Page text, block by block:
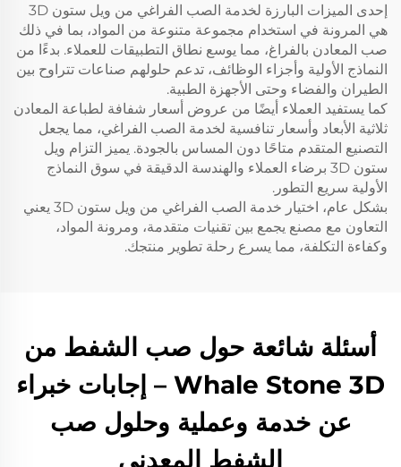
إحدى الميزات البارزة لخدمة الصب الفراغي من ويل ستون 3D
هي المرونة في استخدام مجموعة متنوعة من المواد، بما في ذلك
صب المعادن بالفراغ، مما يوسع نطاق التطبيقات للعملاء. بدءًا من
النماذج الأولية وأجزاء الوظائف، تدعم حلولهم صناعات تتراوح بين
الطيران والفضاء وحتى الأجهزة الطبية.
كما يستفيد العملاء أيضًا من عروض أسعار شفافة لطباعة المعادن
ثلاثية الأبعاد وأسعار تنافسية لخدمة الصب الفراغي، مما يجعل
التصنيع المتقدم متاحًا دون المساس بالجودة. يميز التزام ويل
ستون 3D برضاء العملاء والهندسة الدقيقة في سوق النماذج
الأولية سريع التطور.
بشكل عام، اختيار خدمة الصب الفراغي من ويل ستون 3D يعني
التعاون مع مصنع يجمع بين تقنيات متقدمة، ومرونة المواد،
وكفاءة التكلفة، مما يسرع رحلة تطوير منتجك.
أسئلة شائعة حول صب الشفط من
Whale Stone 3D – إجابات خبراء
عن خدمة وعملية وحلول صب
الشفط المعدني